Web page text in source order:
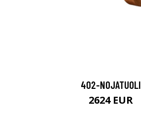
402-NOJATUOLI
2624 EUR